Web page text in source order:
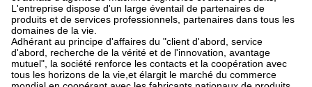
L'entreprise dispose d'un large éventail de partenaires de
produits et de services professionnels, partenaires dans tous les
domaines de la vie.
Adhérant au principe d'affaires du "client d'abord, service
d'abord, recherche de la vérité et de l'innovation, avantage
mutuel", la société renforce les contacts et la coopération avec
tous les horizons de la vie,et élargit le marché du commerce